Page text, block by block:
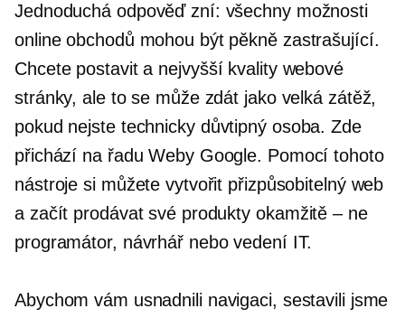
Jednoduchá odpověď zní: všechny možnosti
online obchodů mohou být pěkně zastrašující.
Chcete postavit a nejvyšší kvalitywebové
stránky, ale to se může zdát jako velká zátěž,
pokud nejste technicky důvtipnýosoba. Zde
přichází na řadu Weby Google. Pomocí tohoto
nástroje si můžete vytvořit přizpůsobitelný web
a začít prodávat své produkty okamžitě – ne
programátor, návrhář nebo vedení IT.
Abychom vám usnadnili navigaci, sestavili jsme